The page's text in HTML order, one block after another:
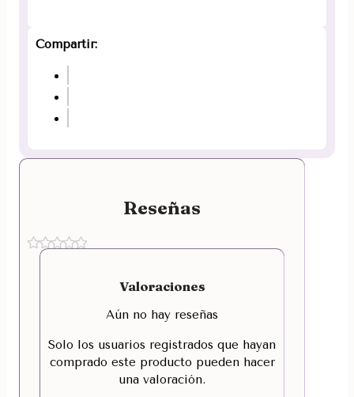
Compartir:
Reseñas
Valoraciones
Aún no hay reseñas
Solo los usuarios registrados que hayan
comprado este producto pueden hacer
una valoración.